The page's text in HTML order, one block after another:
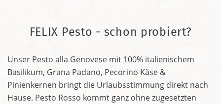
FELIX Pesto - schon probiert?
Unser Pesto alla Genovese mit 100% italienischem
Basilikum, Grana Padano, Pecorino Käse &
Pinienkernen bringt die Urlaubsstimmung direkt nach
Hause. Pesto Rosso kommt ganz ohne zugesetzten